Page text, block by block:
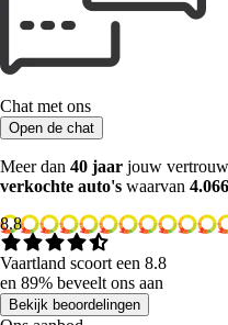
Chat met ons
Open de chat
Meer dan 40 jaar jouw
verkochte auto's waarvan
8.8
Vaartland scoort een 8.8
en 89% beveelt ons aan
Bekijk beoordelingen